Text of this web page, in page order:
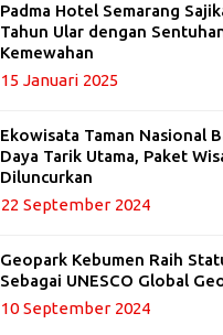
Padma Hotel Semarang
Tahun Ular dengan
Kemewahan
15 Januari 2025
Ekowisata Taman Nasional
Daya Tarik Utama, Paket
Diluncurkan
22 September 2024
Geopark Kebumen Raih
Sebagai UNESCO Global
10 September 2024